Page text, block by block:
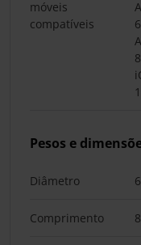
móveis
compatíveis
Pesos e
Diâmetro
Comprimento